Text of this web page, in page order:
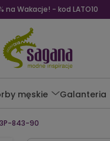
na Wakacje! - kod LATO10
męskie Galanteria
843-90